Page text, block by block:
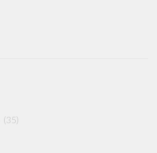
(35)